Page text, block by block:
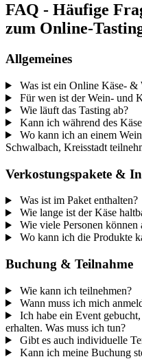
FAQ - Häufige
zum Online-
Allgemeines
Was ist ein Online Käse- &
Für wen ist der Wein- und
Wie läuft das Tasting ab?
Kann ich während des
Wo kann ich an einem
Schwalbach, Kreisstadt
Verkostungspakete &
Was ist im Paket enthalten?
Wie lange ist der Käse
Wie viele Personen können
Wo kann ich die Produkte
Buchung & Teilnahme
Wie kann ich teilnehmen?
Wann muss ich mich
Ich habe ein Event
erhalten. Was muss ich tun?
Gibt es auch individuelle
Kann ich meine Buchung